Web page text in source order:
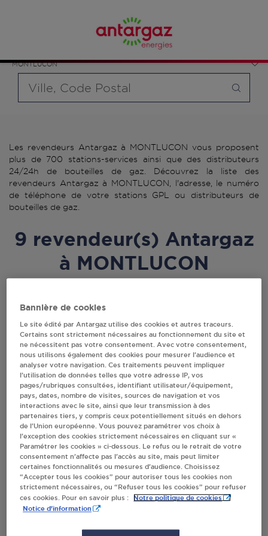
MONTLUCON
bouteille souhaité et le type de point de vente (revendeur /
distributeur automatique de bouteilles de gaz ou station GPL
carburant)
Les revendeurs Antargaz à MONTLUCON vous proposent
plus de 700 stations-services ainsi que des distributeurs
24/24h de bouteilles de gaz. Découvrez la liste des
revendeurs Antargaz à MONTLUCON, l'adresse, le numéro
de téléphone de votre stations GPL ou distributeurs de
bouteilles de gaz.
9 revendeur(s) Antargaz
à MONTLUCON
DISTRIBUTEUR AUTOMATIQUE 24/24
INTERMARCHE MONTLUCON
RUE DE LA ROTONDE
03100MONTLUCON
S'Y RENDRE
PROMOCASH MONTLUCON
31 RUE EUGENE SUE
03100MONTLUCON
S'Y RENDRE
Bannière de cookies
Le site édité par Antargaz utilise des cookies et autres traceurs.
Certains sont strictement nécessaires au fonctionnement du site et
ne nécessitent pas votre consentement. Avec votre consentement,
nous utilisons également des cookies pour mesurer l’audience et
analyser votre navigation. Ces traitements peuvent impliquer
l’utilisation de données telles que votre adresse IP, vos
pages/rubriques consultées, identifiant utilisateur/équipement,
pays, dates, nombre de visites, sources de navigation et vos
interactions avec le site, ainsi que leur transmission à des
partenaires tiers, y compris ceux potentiellement situés en dehors
de l’Union européenne. Vous pouvez paramétrer vos choix à
l’exception des cookies strictement nécessaires en cliquant sur «
Paramétrer les cookies » ci-dessous. Le refus ou le retrait de votre
consentement n’affecte pas l’accès au site, mais peut limiter
certaines fonctionnalités ou mesures d’audience. Choisissez
“Accepter tous les cookies” pour autoriser tous les cookies non
strictement nécessaires, ou “Refuser tous les cookies” pour refuser
ces cookies. Pour en savoir plus :
Notre politique de cookies
Notice d'information